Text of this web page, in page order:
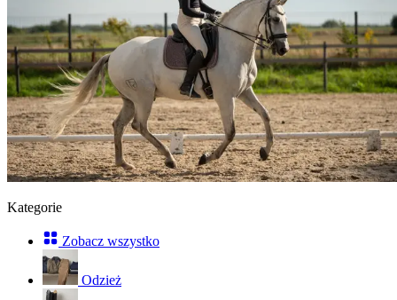
Kategorie
Zobacz wszystko
Odzież